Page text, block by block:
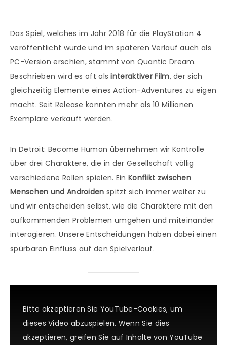
Das Spiel, welches im Jahr 2018 für die PlayStation 4
veröffentlicht wurde und im späteren Verlauf auch als
PC-Version erschien, stammt von Quantic Dream.
Beschrieben wird es oft alsinteraktiver Film, der sich
gleichzeitig Elemente eines Action-Adventures zu eigen
macht. Seit Release konnten mehr als 10 Millionen
Exemplare verkauft werden.
In Detroit: Become Human übernehmen wir Kontrolle
über drei Charaktere, die in der Gesellschaft völlig
verschiedene Rollen spielen. Ein Konflikt zwischen
Menschen und Androiden spitzt sich immer weiter zu
und wir entscheiden selbst, wie die Charaktere mit den
aufkommenden Problemen umgehen und miteinander
interagieren. Unsere Entscheidungen haben dabei einen
spürbaren Einfluss auf den Spielverlauf.
Bitte akzeptieren Sie YouTube-Cookies, um
dieses Video abzuspielen. Wenn Sie dies
akzeptieren, greifen Sie auf Inhalte von YouTube